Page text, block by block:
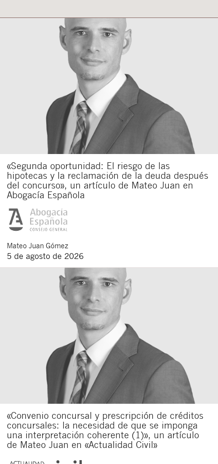
«Segunda oportunidad: El riesgo de las
hipotecas y la reclamación de la deuda después
del concurso», un artículo de Mateo Juan en
Abogacía Española
Mateo Juan Gómez
5 de agosto de 2026
«Convenio concursal y prescripción de créditos
concursales: la necesidad de que se imponga
una interpretación coherente (1)», un artículo
de Mateo Juan en «Actualidad Civil»